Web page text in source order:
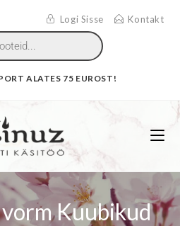
Logi Sisse Kontakt
ALATES 75 EUROST!
Kuubikud